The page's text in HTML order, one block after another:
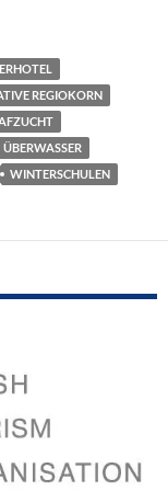
REGIOKORN
ÜBERWASSER
WINTERSCHULEN